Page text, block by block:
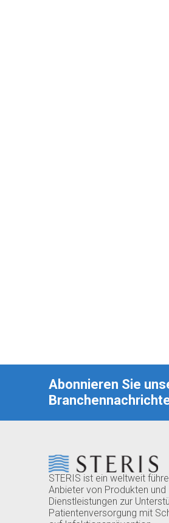
Abonnieren Sie
STERIS ist ein weltweit
Anbieter von Produkten und
Dienstleistungen zur
Patientenversorgung mit